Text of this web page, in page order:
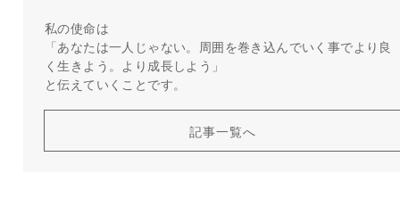
私の使命は
「あなたは一人じゃない。周囲を巻き込んでいく事でより良
く生きよう。より成長しよう」
と伝えていくことです。
記事一覧へ